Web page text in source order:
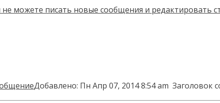
Добавлено: Пн Апр 07, 2014 8:54 am Заголовок